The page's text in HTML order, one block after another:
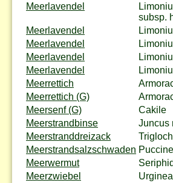
Meerlavendel
subsp.
Meerlavendel
Meerlavendel
Meerlavendel
Meerlavendel
Meerrettich
Meerrettich (G)
Meersenf (G)
Cakile
Meerstrandbinse
Juncus
Meerstranddreizack
Meerstrandsalzschwaden
Meerwermut
Meerzwiebel